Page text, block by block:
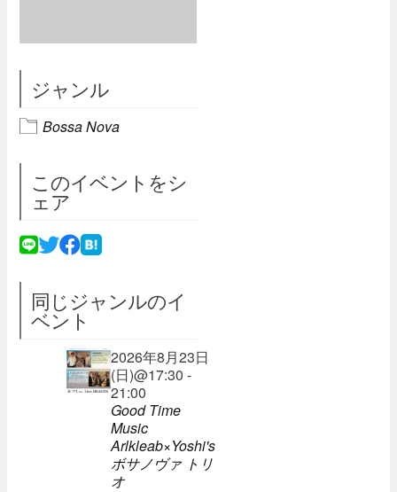
ジャンル
Bossa Nova
このイベントをシ
ェア
同じジャンルのイ
ベント
2026年8月23日
(日)@17:30 -
21:00
Good Time
Music
Arlkleab×Yoshi's
ボサノヴァ トリ
オ